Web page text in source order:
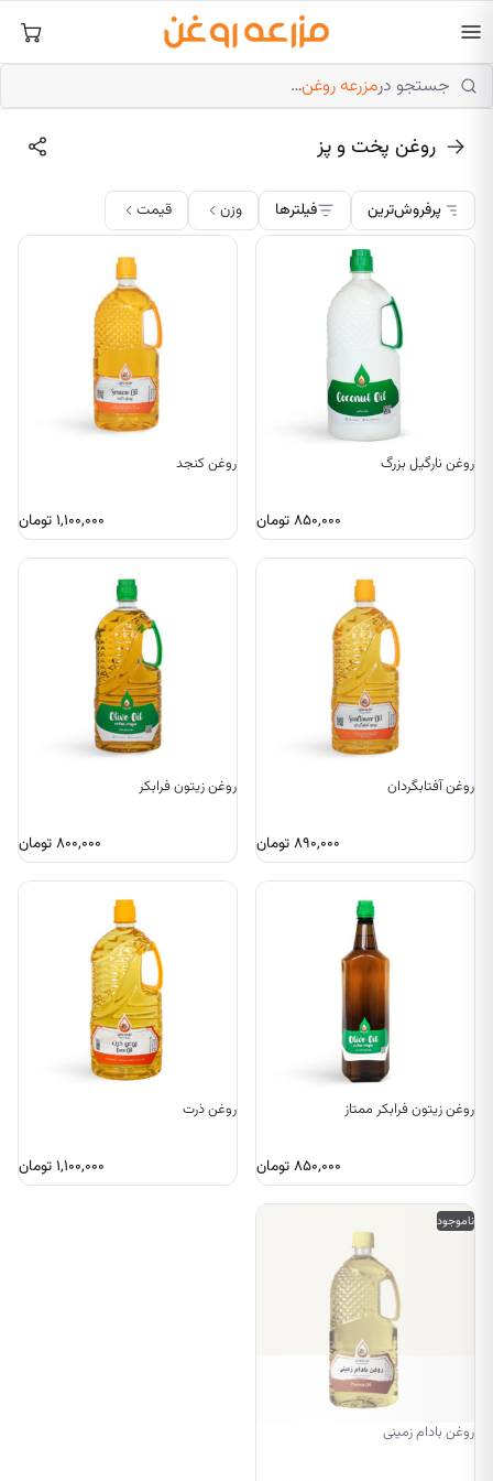
به
محتوا جستجو درمزرعه روغن…
روغن‌ پخت و پز
پرفروش‌ترین فیلترها وزن قیمت
روغن نارگیل بزرگ
۸۵۰,۰۰۰تومان
روغن کنجد
۱,۱۰۰,۰۰۰تومان
روغن آفتابگردان
۸۹۰,۰۰۰تومان
روغن زیتون فرابکر
۸۰۰,۰۰۰تومان
روغن زیتون فرابکر ممتاز
۸۵۰,۰۰۰تومان
روغن ذرت
۱,۱۰۰,۰۰۰تومان
ناموجود
روغن بادام زمینی